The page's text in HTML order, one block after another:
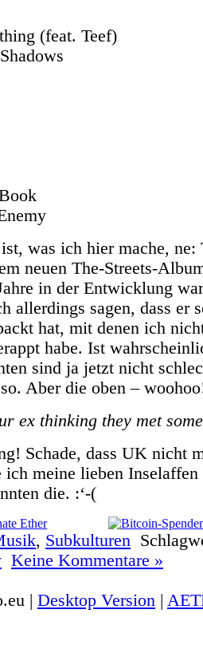
(feat. Teef)
was ich hier mache, ne:
neuen The-Streets-
in der Entwicklung
allerdings sagen, dass er
hat, mit denen ich
habe. Ist
sind ja jetzt nicht
Aber die oben –
ex thinking they met
Schade, dass UK nicht
ich meine lieben Inselaffen
die. :‘-(
, Subkulturen
Keine Kommentare »
| Desktop Version